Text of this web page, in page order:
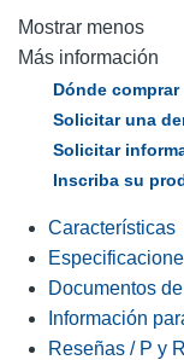
Mostrar menos
Más información
Dónde comprar
Solicitar una
Solicitar
Inscriba su
Características
Documentos
Información
Reseñas / P y R